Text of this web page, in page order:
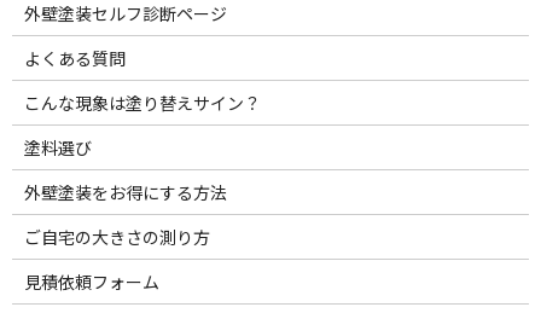
外壁塗装セルフ診断ページ
よくある質問
こんな現象は塗り替えサイン？
塗料選び
外壁塗装をお得にする方法
ご自宅の大きさの測り方
見積依頼フォーム